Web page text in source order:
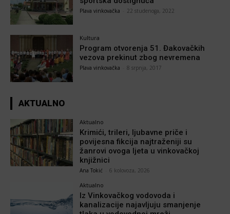
Plava vinkovačka 22 studenoga, 2022
Kultura
Program otvorenja 51. Đakovačkih
vezova prekinut zbog nevremena
Plava vinkovačka 8 srpnja, 2017
AKTUALNO
Aktualno
Krimići, trileri, ljubavne priče i
povijesna fikcija najtraženiji su
žanrovi ovoga ljeta u vinkovačkoj
knjižnici
Ana Tokić 6 kolovoza, 2026
Aktualno
Iz Vinkovačkog vodovoda i
kanalizacije najavljuju smanjenje